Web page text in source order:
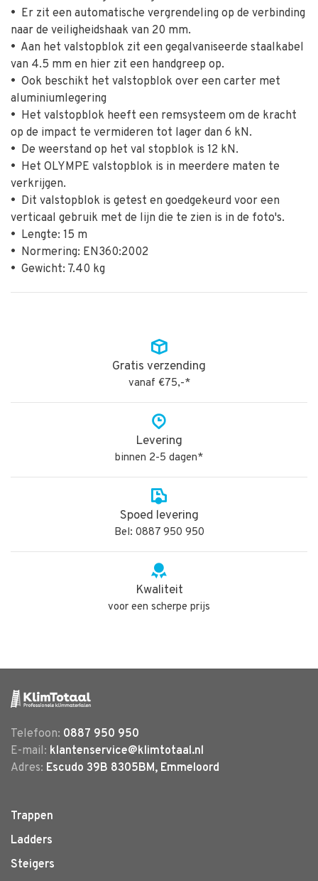
• Er zit een automatische vergrendeling op de verbinding
naar de veiligheidshaak van 20 mm.
• Aan het valstopblok zit een gegalvaniseerde staalkabel
van 4.5 mm en hier zit een handgreep op.
• Ook beschikt het valstopblok over een carter met
aluminiumlegering
• Het valstopblok heeft een remsysteem om de kracht
op de impact te vermideren tot lager dan 6 kN.
• De weerstand op het val stopblok is 12 kN.
• Het OLYMPE valstopblok is in meerdere maten te
verkrijgen.
• Dit valstopblok is getest en goedgekeurd voor een
verticaal gebruik met de lijn die te zien is in de foto's.
• Lengte: 15 m
• Normering: EN360:2002
• Gewicht: 7.40 kg
Gratis verzending
vanaf €75,-*
Levering
binnen 2-5 dagen*
Spoed levering
Bel: 0887 950 950
Kwaliteit
voor een scherpe prijs
Telefoon: 0887 950 950
E-mail: klantenservice@klimtotaal.nl
Adres: Escudo 39B 8305BM, Emmeloord
Trappen
Ladders
Steigers